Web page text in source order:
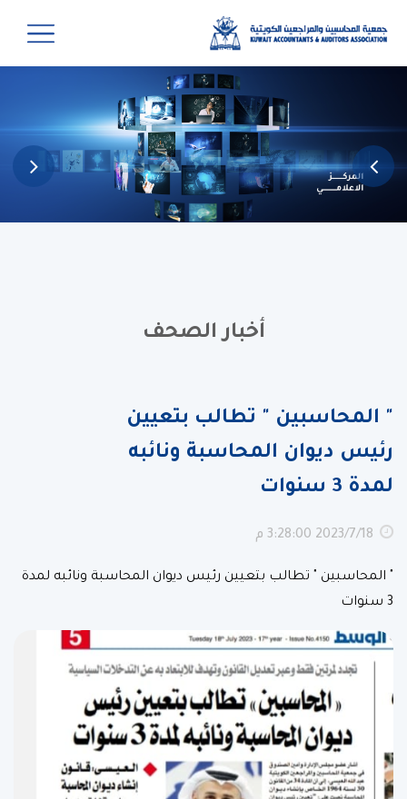
أخبار الصحف
" المحاسبين " تطالب بتعيين
رئيس ديوان المحاسبة ونائبه
لمدة 3 سنوات
18‏‏/7‏‏/2023 3:28:00 م
" المحاسبين " تطالب بتعيين رئيس ديوان المحاسبة ونائبه لمدة
3 سنوات